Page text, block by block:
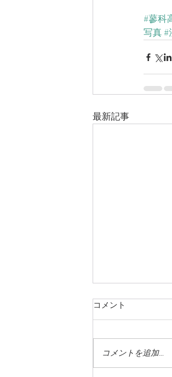
#蓼科
写真#
最新記事
コメント
コメントを追加…